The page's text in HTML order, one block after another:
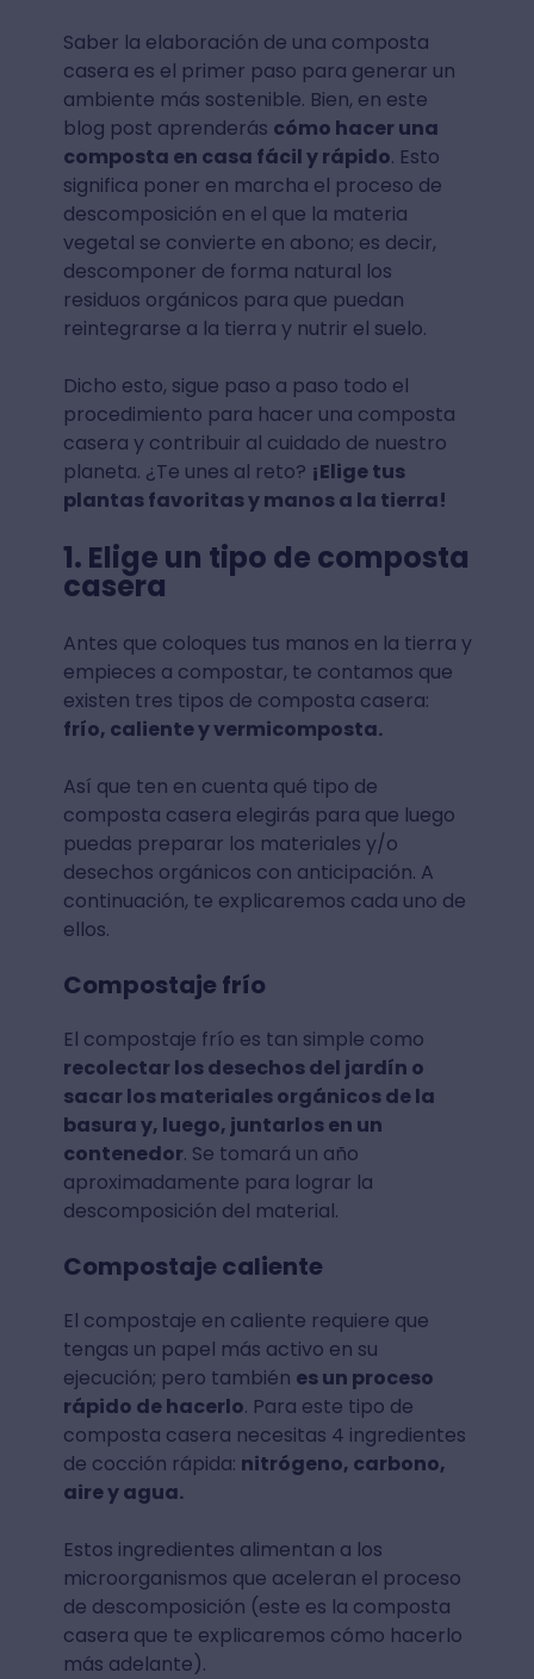
Saber la elaboración de una composta
casera es el primer paso para generar un
ambiente más sostenible. Bien, en este
blog post aprenderás cómo hacer una
composta en casa fácil y rápido. Esto
significa poner en marcha el proceso de
descomposición en el que la materia
vegetal se convierte en abono; es decir,
descomponer de forma natural los
residuos orgánicos para que puedan
reintegrarse a la tierra y nutrir el suelo.
Dicho esto, sigue paso a paso todo el
procedimiento para hacer una composta
casera y contribuir al cuidado de nuestro
planeta. ¿Te unes al reto? ¡Elige tus
plantas favoritas y manos a la tierra!
1. Elige un tipo de composta
casera
Antes que coloques tus manos en la tierra y
empieces a compostar, te contamos que
existen tres tipos de composta casera:
frío, caliente y vermicomposta.
Así que ten en cuenta qué tipo de
composta casera elegirás para que luego
puedas preparar los materiales y/o
desechos orgánicos con anticipación. A
continuación, te explicaremos cada uno de
ellos.
Compostaje frío
El compostaje frío es tan simple como
recolectar los desechos del jardín o
sacar los materiales orgánicos de la
basura y, luego, juntarlos en un
contenedor. Se tomará un año
aproximadamente para lograr la
descomposición del material.
Compostaje caliente
El compostaje en caliente requiere que
tengas un papel más activo en su
ejecución; pero también es un proceso
rápido de hacerlo. Para este tipo de
composta casera necesitas 4 ingredientes
de cocción rápida: nitrógeno, carbono,
aire y agua.
Estos ingredientes alimentan a los
microorganismos que aceleran el proceso
de descomposición (este es la composta
casera que te explicaremos cómo hacerlo
más adelante).